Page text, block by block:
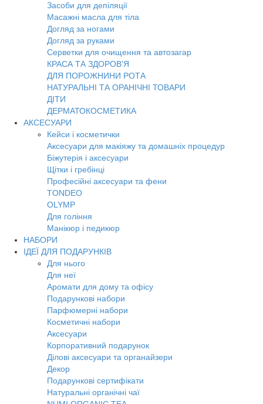
Засоби для депіляції
Масажні масла для тіла
Догляд за ногами
Догляд за руками
Серветки для очищення та автозагар
КРАСА ТА ЗДОРОВ'Я
ДЛЯ ПОРОЖНИНИ РОТА
НАТУРАЛЬНІ ТА ОРАНІЧНІ ТОВАРИ
ДІТИ
ДЕРМАТОКОСМЕТИКА
АКСЕСУАРИ
Кейси і косметички
Аксесуари для макіяжу та домашніх процедур
Біжутерія і аксесуари
Щітки і гребінці
Професійні аксесуари та фени
TONDEO
OLYMP
Для гоління
Манікюр і педикюр
НАБОРИ
ІДЕЇ ДЛЯ ПОДАРУНКІВ
Для нього
Для неї
Аромати для дому та офісу
Подарункові набори
Парфюмерні набори
Косметичні набори
Аксесуари
Корпоративний подарунок
Ділові аксесуари та органайзери
Декор
Подарункові сертифікати
Натуральні органічні чаї